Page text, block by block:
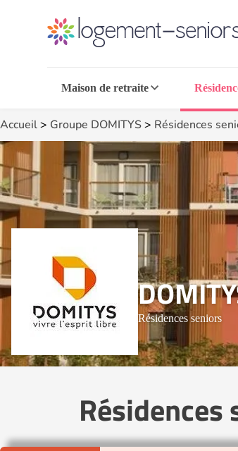
Maison de retraite
Accueil> Groupe DOMITYS> Résidences
Résidences seniors
Résidences